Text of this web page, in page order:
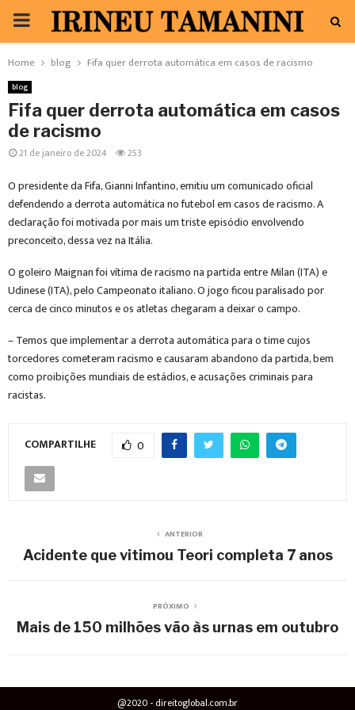
PRIMARY
MENU
Home blog Fifa quer derrota automática em casos de racismo
blog
Fifa quer derrota automática em casos
de racismo
21 de janeiro de 2024 253
O presidente da Fifa, Gianni Infantino, emitiu um comunicado oficial
defendendo a derrota automática no futebol em casos de racismo. A
declaração foi motivada por mais um triste episódio envolvendo
preconceito, dessa vez na Itália.
O goleiro Maignan foi vítima de racismo na partida entre Milan (ITA) e
Udinese (ITA), pelo Campeonato italiano. O jogo ficou paralisado por
cerca de cinco minutos e os atletas chegaram a deixar o campo.
– Temos que implementar a derrota automática para o time cujos
torcedores cometeram racismo e causaram abandono da partida, bem
como proibições mundiais de estádios, e acusações criminais para
racistas.
COMPARTILHE 0
ANTERIOR
Acidente que vitimou Teori completa 7 anos
PRÓXIMO
Mais de 150 milhões vão às urnas em outubro
@2020 - direitoglobal.com.br